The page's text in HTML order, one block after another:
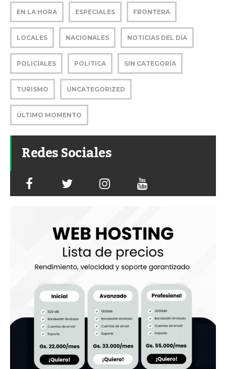
EN LA HORA ESPECIALES FRONTERA
LOCALES NACIONALES NOTICIAS DEL DÍA
POLICIALES POLITICA SIN CATEGORÍA
TURISMO UNCATEGORIZED
ÚLTIMO MOMENTO
Redes Sociales